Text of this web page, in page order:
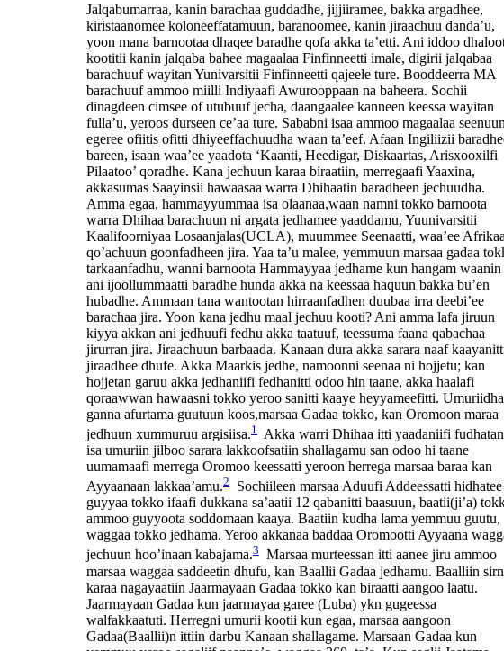
Jalqabumarraa, kanin barachaa guddadhe, jijjiiramee, bakka argadhee,
kiristaanomee koloneeffatamuun, baranoomee, kanin jiraachuu danda’u,
yoon mana barnootaa dhaqee baradhe qofa akka ta’etti. Ani iddoo
kootitii kanin jalqaba bahee magaalaa Finfinneetti imale, digirii jalqabaa
barachuuf wayitan Yunivarsitii Finfinneetti qajeele ture. Booddeerra MA
barachuuf ammoo miilli Indiyaafi Awurooppaan na baheera. Sochii
dinagdeen cimsee of utubuuf jecha, daangaalee kanneen keessa wayitan
fulla’u, yeroos durseen ce’aa ture. Sababni isaa ammoo magaalaa
egeree ofiitis ofitti dhiyeeffachuudha waan ta’eef. Afaan Ingiliizii
bareen, isaan waa’ee yaadota ‘Kaanti, Heedigar, Diskaartas, Arisxooxilfi
Pilaatoo’ qoradhe. Kana jechuun karaa biraatiin, merregaafi Yaaxina,
akkasumas Saayinsii hawaasaa warra Dhihaatin baradheen jechuudha.
Amma egaa, hammayyummaa isa olaanaa,waan namni tokko barnoota
warra Dhihaa barachuun ni argata jedhamee yaaddamu, Yuunivarsitii
Kaalifoorniyaa Losaanjalas(UCLA), muummee Seenaatti, waa’ee
qo’achuun goonfadheen jira. Yaa ta’u malee, yemmuun marsaa gadaa
tarkaanfadhu, wanni barnoota Hammayyaa jedhame kun hangam waanin
ani ijoollummaatti baradhe hunda akka na keessaa haquun bakka bu’en
hubadhe. Ammaan tana wantootan hirraanfadhen duubaa irra deebi’ee
barachaa jira. Yoon kana jedhu maal jechuu kooti? Ani amma lafa jiruun
kiyya akkan ani jedhuufi fedhu akka taatuuf, teessuma faana qabachaa
jirurran jira. Jiraachuun barbaada. Kanaan dura akka sarara naaf
jiraadhee dhufe. Akka Maarkis jedhe, namoonni seenaa ni hojjetu; kan
hojjetan garuu akka jedhaniifi fedhanitti odoo hin taane, akka haalafi
qoraawwan hawaasni tokko yeroo sanitti kaaye heyyameefitti.
ganna afurtama guutuun koos,marsaa Gadaa tokko, kan Oromoon maraa
jedhuun xummuruu argisiisa.1
Akka warri Dhihaa itti yaadaniifi
isa umuriin jilboo sarara lakkoofsatiin shallagamu san odoo hi taane
uumamaafi merrega Oromoo keessatti yeroon herrega marsaa baraa kan
Ayyaanaan lakkaa’amu.2
Sochiileen marsaa Aduufi Addeessatti hidhatee
guyyaa tokko ifaafi dukkana sa’aatii 12 qabanitti baasuun, baatii(ji’a)
ammoo guyyoota soddomaan kaaya. Baatiin kudha lama yemmuu guutu,
waggaa tokko jedhama. Yeroo akkanaa baddaa Oromootti Ayyaana
jechuun hoo’inaan kabajama.3 Marsaa murteessan itti aanee jiru ammoo
marsaa waggaa saddeetin dhufu, kan Baallii Gadaa jedhamu. Baalliin
karaa nagayaatiin Jaarmayaan Gadaa tokko kan biraatti aangoo laatu.
Jaarmayaan Gadaa kun jaarmayaa garee (Luba) ykn gugeessa
walfakkaatuti. Herregni umurii kootii kun egaa, marsaa aangoon
Gadaa(Baallii)n ittiin darbu Kanaan shallagame. Marsaan Gadaa kun